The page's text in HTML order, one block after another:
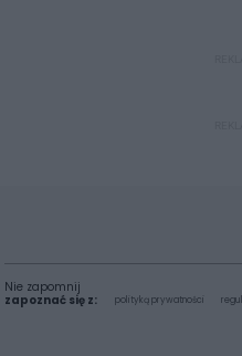
Nie zapomnij
zapoznać się z:
polityką prywatności